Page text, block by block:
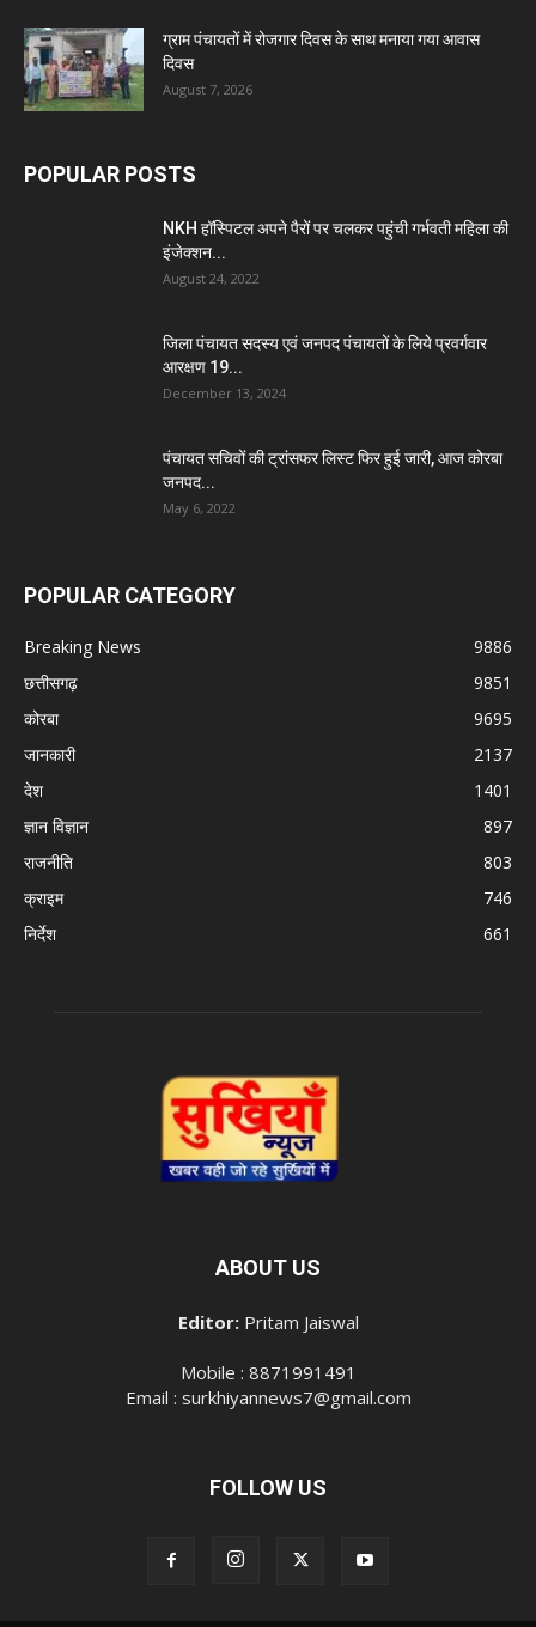
ग्राम पंचायतों में रोजगार दिवस के साथ मनाया गया आवास
दिवस
August 7, 2026
POPULAR POSTS
NKH हॉस्पिटल अपने पैरों पर चलकर पहुंची गर्भवती महिला की
इंजेक्शन...
August 24, 2022
जिला पंचायत सदस्य एवं जनपद पंचायतों के लिये प्रवर्गवार
आरक्षण 19...
December 13, 2024
पंचायत सचिवों की ट्रांसफर लिस्ट फिर हुई जारी, आज कोरबा
जनपद...
May 6, 2022
POPULAR CATEGORY
Breaking News
9886
छत्तीसगढ़
9851
कोरबा
9695
जानकारी
2137
देश
1401
ज्ञान विज्ञान
897
राजनीति
803
क्राइम
746
निर्देश
661
ABOUT US
Editor:Pritam Jaiswal
Mobile : 8871991491
Email : surkhiyannews7@gmail.com
FOLLOW US